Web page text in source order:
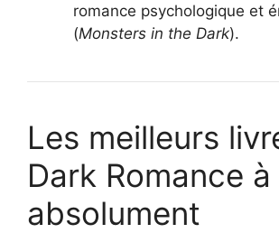
romance psychologique et
(Monsters in the Dark).
Les meilleurs
Dark Romance à
absolument